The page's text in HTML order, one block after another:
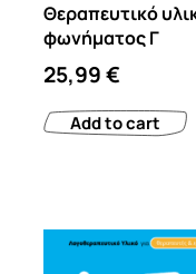
Θεραπευτικό
φωνήματος Γ
25,99€
Add to cart